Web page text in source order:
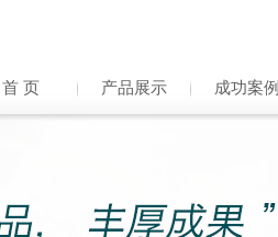
首 页 产品展示 成功案例